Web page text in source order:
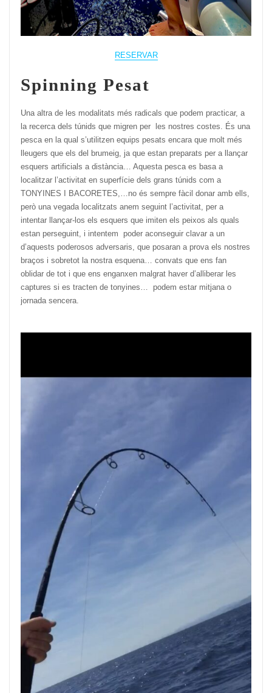
RESERVAR
Spinning Pesat
Una altra de les modalitats més radicals que podem practicar, a
la recerca dels túnids que migren per les nostres costes. És una
pesca en la qual s’utilitzen equips pesats encara que molt més
lleugers que els del brumeig, ja que estan preparats per a llançar
esquers artificials a distància… Aquesta pesca es basa a
localitzar l’activitat en superfície dels grans túnids com a
TONYINES I BACORETES,…no és sempre fàcil donar amb ells,
però una vegada localitzats anem seguint l’activitat, per a
intentar llançar-los els esquers que imiten els peixos als quals
estan perseguint, i intentem poder aconseguir clavar a un
d’aquests poderosos adversaris, que posaran a prova els nostres
braços i sobretot la nostra esquena… convats que ens fan
oblidar de tot i que ens enganxen malgrat haver d’alliberar les
captures si es tracten de tonyines… podem estar mitjana o
jornada sencera.